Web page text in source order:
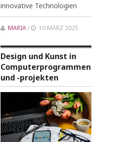
innovative Technologien
MARIA/ 10 MÄRZ 2025
Design und Kunst in
Computerprogrammen
und -projekten